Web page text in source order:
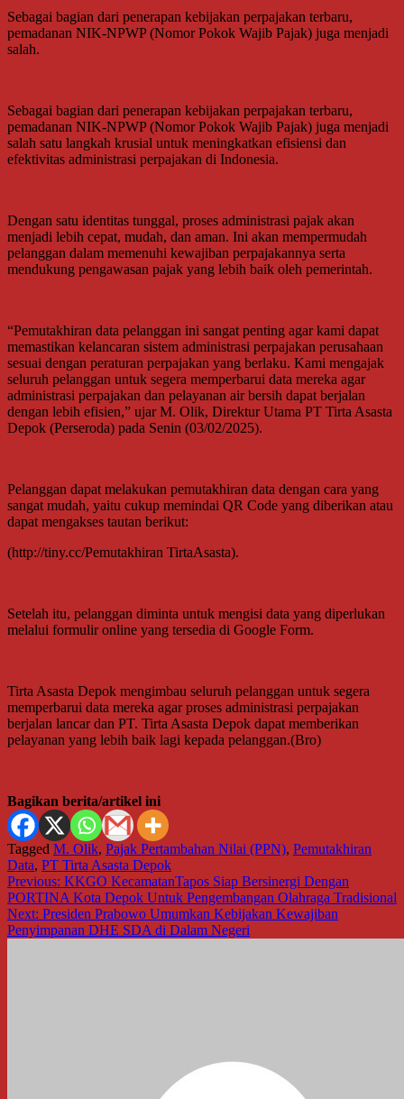
Sebagai bagian dari penerapan kebijakan perpajakan terbaru,
pemadanan NIK-NPWP (Nomor Pokok Wajib Pajak) juga menjadi
salah.
Sebagai bagian dari penerapan kebijakan perpajakan terbaru,
pemadanan NIK-NPWP (Nomor Pokok Wajib Pajak) juga menjadi
salah satu langkah krusial untuk meningkatkan efisiensi dan
efektivitas administrasi perpajakan di Indonesia.
Dengan satu identitas tunggal, proses administrasi pajak akan
menjadi lebih cepat, mudah, dan aman. Ini akan mempermudah
pelanggan dalam memenuhi kewajiban perpajakannya serta
mendukung pengawasan pajak yang lebih baik oleh pemerintah.
“Pemutakhiran data pelanggan ini sangat penting agar kami dapat
memastikan kelancaran sistem administrasi perpajakan perusahaan
sesuai dengan peraturan perpajakan yang berlaku. Kami mengajak
seluruh pelanggan untuk segera memperbarui data mereka agar
administrasi perpajakan dan pelayanan air bersih dapat berjalan
dengan lebih efisien,” ujar M. Olik, Direktur Utama PT Tirta Asasta
Depok (Perseroda) pada Senin (03/02/2025).
Pelanggan dapat melakukan pemutakhiran data dengan cara yang
sangat mudah, yaitu cukup memindai QR Code yang diberikan atau
dapat mengakses tautan berikut:
(http://tiny.cc/Pemutakhiran TirtaAsasta).
Setelah itu, pelanggan diminta untuk mengisi data yang diperlukan
melalui formulir online yang tersedia di Google Form.
Tirta Asasta Depok mengimbau seluruh pelanggan untuk segera
memperbarui data mereka agar proses administrasi perpajakan
berjalan lancar dan PT. Tirta Asasta Depok dapat memberikan
pelayanan yang lebih baik lagi kepada pelanggan.(Bro)
Bagikan berita/artikel ini
Tagged M. Olik, Pajak Pertambahan Nilai (PPN), Pemutakhiran
Data, PT Tirta Asasta Depok
Navigasi
pos
Previous: KKGO KecamatanTapos Siap Bersinergi Dengan
PORTINA Kota Depok Untuk Pengembangan Olahraga Tradisional
Next: Presiden Prabowo Umumkan Kebijakan Kewajiban
Penyimpanan DHE SDA di Dalam Negeri